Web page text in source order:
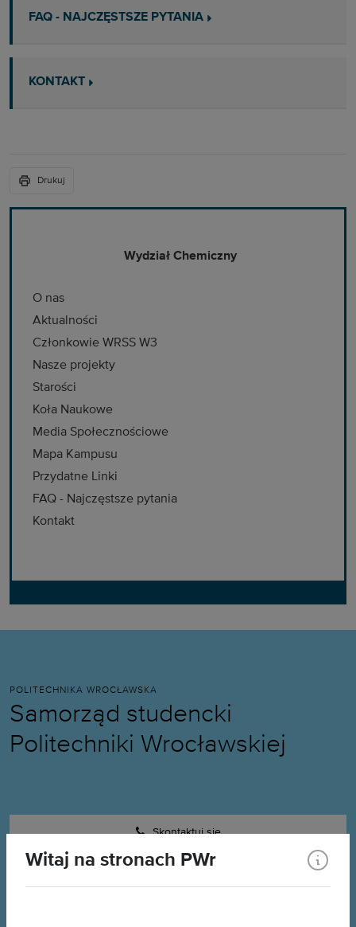
Witaj na stronach PWr
FAQ - NAJCZĘSTSZE PYTANIA
KONTAKT
Drukuj
Wydział Chemiczny
O nas
Aktualności
Członkowie WRSS W3
Nasze projekty
Starości
Koła Naukowe
Media Społecznościowe
Mapa Kampusu
Przydatne Linki
FAQ - Najczęstsze pytania
Kontakt
POLITECHNIKA WROCŁAWSKA
Samorząd studencki
Politechniki Wrocławskiej
Skontaktuj się
Kontakt do Wydziałowej Rady Samorządu